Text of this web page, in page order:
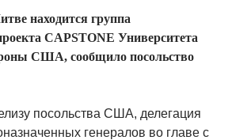
находится группа
CAPSTONE Университета
США, сообщило посольство
посольства США, делегация
генералов во главе с